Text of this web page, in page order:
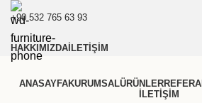
+90 532 765 63 93
HAKKIMIZDA İLETIŞIM
ANASAYFAKURUMSALÜRÜNLER
İLETIŞIM